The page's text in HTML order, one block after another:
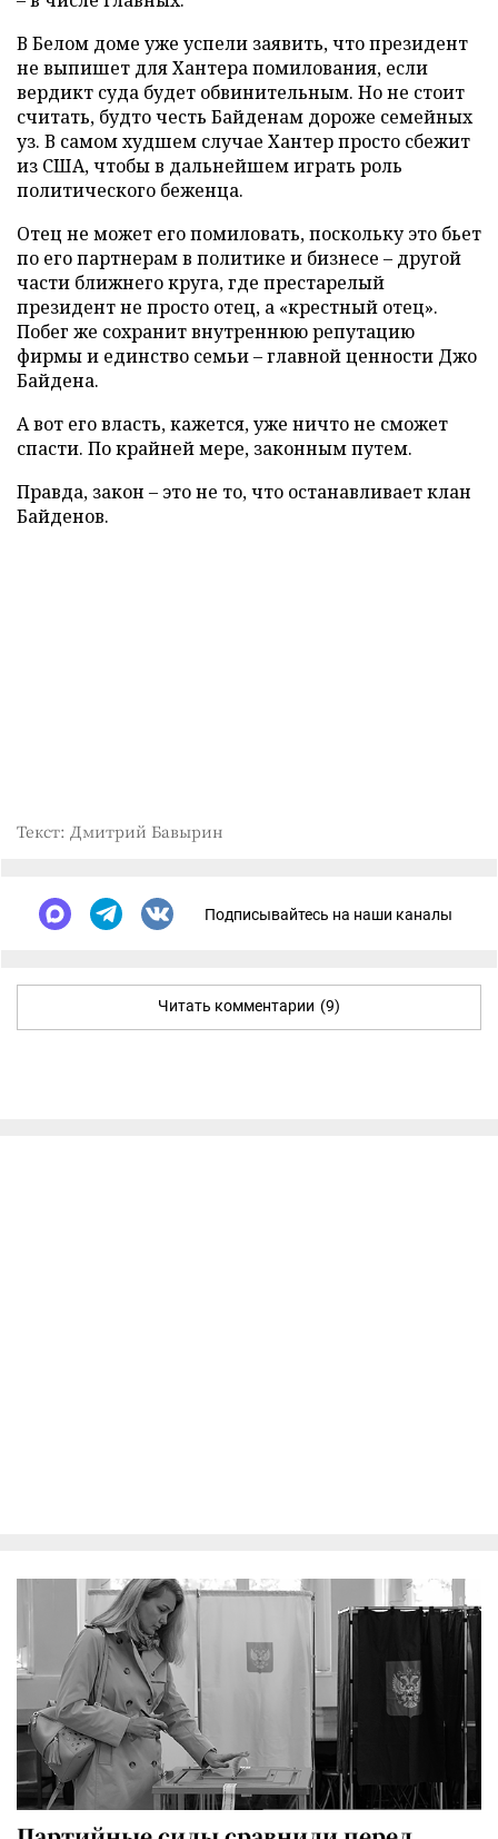
В Белом доме уже успели заявить, что президент
не выпишет для Хантера помилования, если
вердикт суда будет обвинительным. Но не стоит
считать, будто честь Байденам дороже семейных
уз. В самом худшем случае Хантер просто сбежит
из США, чтобы в дальнейшем играть роль
политического беженца.
Отец не может его помиловать, поскольку это бьет
по его партнерам в политике и бизнесе – другой
части ближнего круга, где престарелый
президент не просто отец, а «крестный отец».
Побег же сохранит внутреннюю репутацию
фирмы и единство семьи – главной ценности Джо
Байдена.
А вот его власть, кажется, уже ничто не сможет
спасти. По крайней мере, законным путем.
Правда, закон – это не то, что останавливает клан
Байденов.
Текст: Дмитрий Бавырин
Подписывайтесь на наши каналы
Читать комментарии (9)